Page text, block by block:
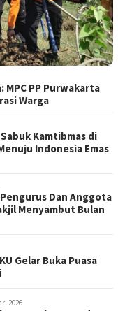
MPC PP Purwakarta
Warga
Kamtibmas di
Indonesia Emas
Dan Anggota
Menyambut Bulan
Gelar Buka Puasa
2026